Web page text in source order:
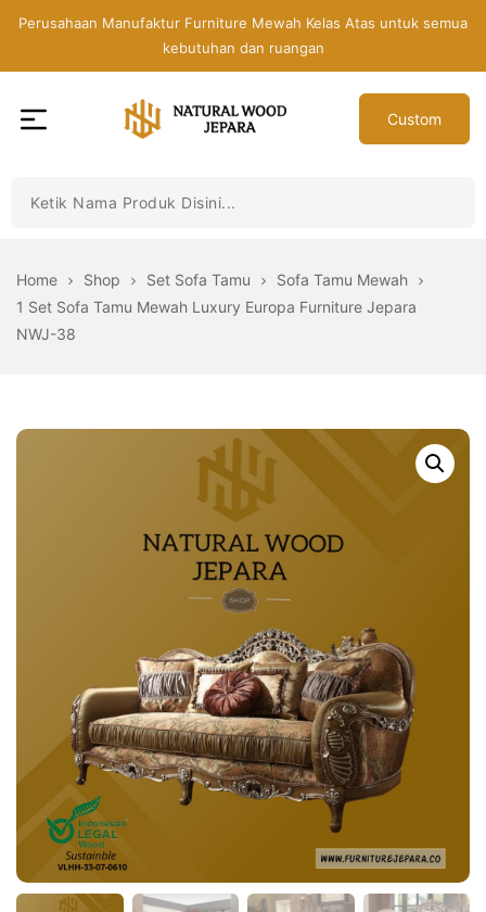
Perusahaan Manufaktur Furniture Mewah Kelas Atas untuk semua
kebutuhan dan ruangan
Jepara
Furniture
Jati
Custom
Home Shop Set Sofa Tamu
Sofa Tamu Mewah
1 Set Sofa Tamu Mewah Luxury Europa Furniture Jepara
NWJ-38